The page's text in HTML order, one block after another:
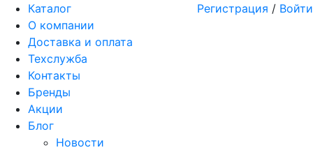
Каталог
О компании
Доставка и оплата
Техслужба
Контакты
Бренды
Акции
Блог
Новости
Регистрация / Войти